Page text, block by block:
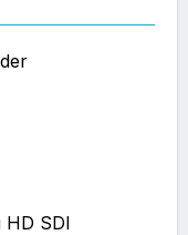
HD SDI